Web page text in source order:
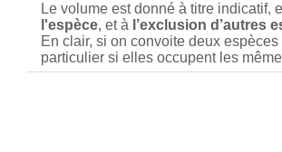
Le volume est donné à titre indicatif,
l'espèce, et à l’exclusion d’autres
En clair, si on convoite deux
particulier si elles occupent les